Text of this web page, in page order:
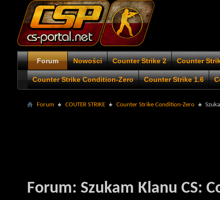
Forum Nowości Counter Strike 2 Counter
Counter Strike Condition-Zero Counter Strike 1.6
Forum COUTER STRIKE Counter Strike Condition-Zero
Forum: Szukam Klanu CS: